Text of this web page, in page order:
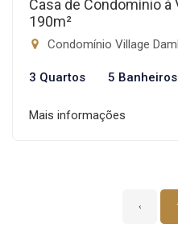
Casa de Condomínio
190m²
Condomínio Village
3 Quartos 5 Banheiros
Mais informações
‹